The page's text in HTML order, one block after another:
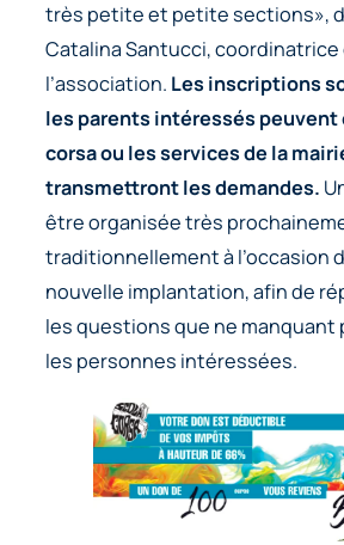
très petite et petite sections»,
Catalina Santucci, coordinatrice
l’association. Les inscriptions
les parents intéressés
corsa ou les services de la
transmettront les demandes.
être organisée très
traditionnellement à l’occasion
nouvelle implantation, afin de
les questions que ne manquant
les personnes intéressées.